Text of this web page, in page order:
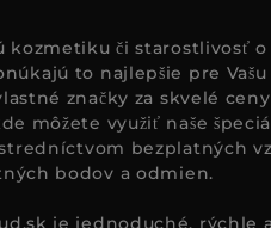
kozmetiku či starostlivosť o
to najlepšie pre Vašu
značky za skvelé
môžete využiť naše
bezplatných
bodov a odmien.
je jednoduché, rýchle